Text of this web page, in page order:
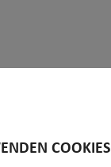
COOKIES